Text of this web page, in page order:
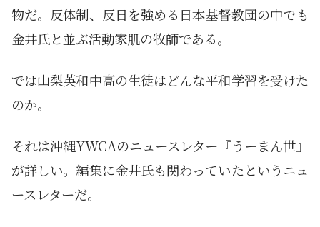
物だ。反体制、反日を強める日本基督教団の中でも
金井氏と並ぶ活動家肌の牧師である。
では山梨英和中高の生徒はどんな平和学習を受けた
のか。
それは沖縄YWCAのニュースレター『うーまん世』
が詳しい。編集に金井氏も関わっていたというニュ
ースレターだ。